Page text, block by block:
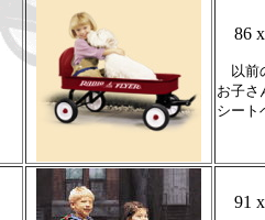
86 x
以前
お子さ
シート
91 x